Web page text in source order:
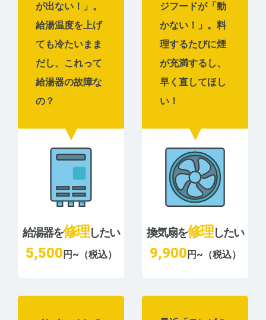
が出ない！」。
給湯温度を上げ
ても冷たいまま
だし、これって
給湯器の故障な
の？
給湯器を修理したい
5,500 円~（税込）
ジフードが「動
かない！」。料
理するたびに煙
が充満するし、
早く直してほし
い！
換気扇を修理したい
9,900 円~（税込）